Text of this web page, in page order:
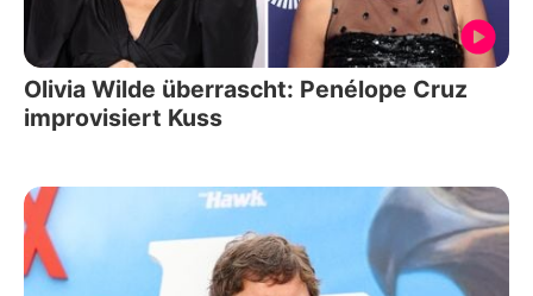
Olivia Wilde überrascht: Penélope Cruz
improvisiert Kuss